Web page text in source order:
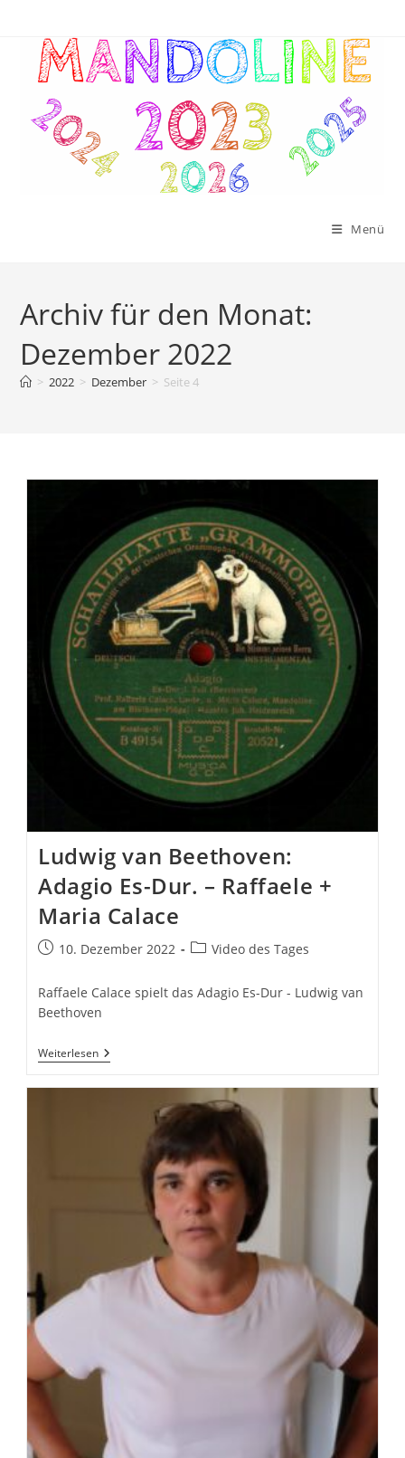
springen
Menü
Archiv für den Monat:
Dezember 2022
> 2022 > Dezember > Seite 4
Ludwig van Beethoven:
Adagio Es-Dur. – Raffaele +
Maria Calace
Beitrag10. Dezember 2022
Beitrags-
Video des Tages
Raffaele Calace spielt das Adagio Es-Dur - Ludwig van
Beethoven
WeiterlesenLudwig
Van
Raffaele